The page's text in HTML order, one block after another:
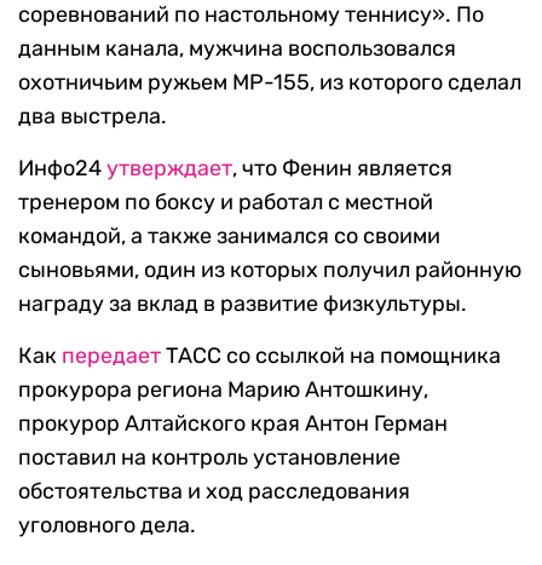
соревнований по настольному теннису». По
данным канала, мужчина воспользовался
охотничьим ружьем МР-155, из которого сделал
два выстрела.
Инфо24утверждает, что Фенин является
тренером по боксу и работал с местной
командой, а также занимался со своими
сыновьями, один из которых получил районную
награду за вклад в развитие физкультуры.
Как передаетТАСС со ссылкой на помощника
прокурора региона Марию Антошкину,
прокурор Алтайского края Антон Герман
поставил на контроль установление
обстоятельства и ход расследования
уголовного дела.